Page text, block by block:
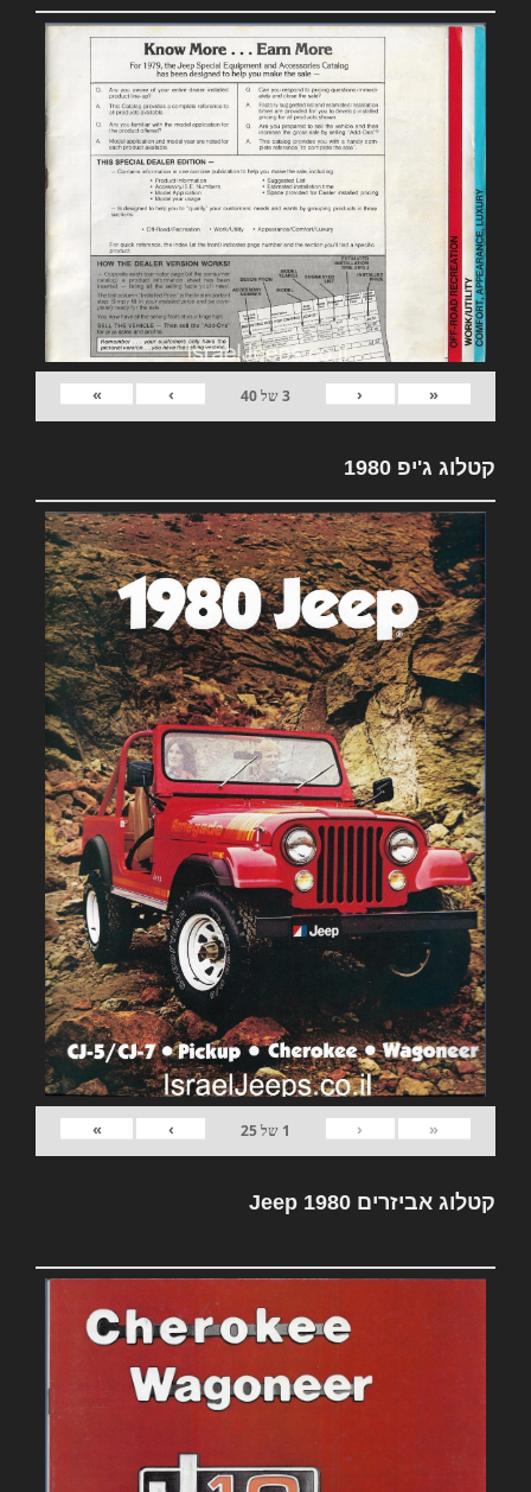
«
‹
3של40
›
»
קטלוג ג'יפ 1980
«
‹
1 של25
›
»
קטלוג אביזרים Jeep 1980